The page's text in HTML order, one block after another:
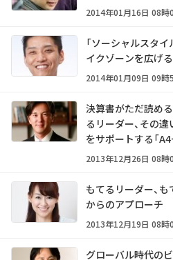
2014年01月16日 08時
「ソーシャルスタ
イクゾーンを広げる
2014年01月09日 09時
決算書がただ読め
るリーダー、その違
をサポートする「
2013年12月26日 08時
もてるリーダー、も
からのアプローチ
2013年12月19日 08時
グローバル時代の